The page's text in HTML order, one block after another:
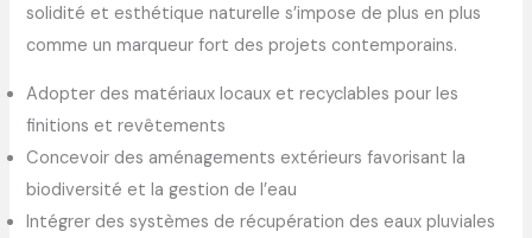
solidité et esthétique naturelle s’impose de plus en plus
comme un marqueur fort des projets contemporains.
Adopter des matériaux locaux et recyclables pour les
finitions et revêtements
Concevoir des aménagements extérieurs favorisant la
biodiversité et la gestion de l’eau
Intégrer des systèmes de récupération des eaux pluviales